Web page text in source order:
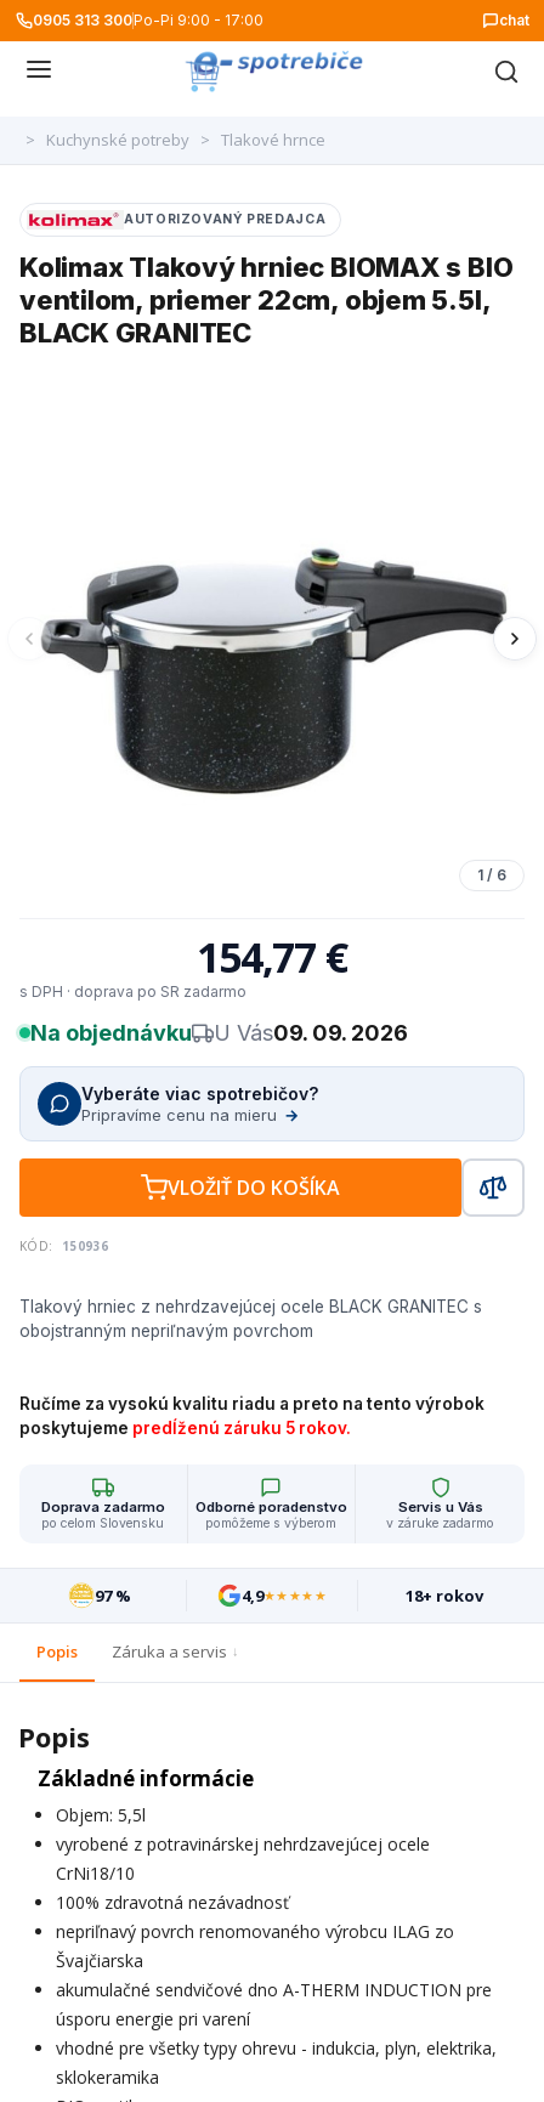
0905 313 300Po-Pi 9:00 - 17:00 chat
> Kuchynské potreby > Tlakové hrnce
1 / 6
AUTORIZOVANÝ PREDAJCA
Kolimax Tlakový hrniec BIOMAX s BIO
ventilom, priemer 22cm, objem 5.5l,
BLACK GRANITEC
Tlakový hrniec z nehrdzavejúcej ocele BLACK GRANITEC s
obojstranným nepriľnavým povrchom
Ručíme za vysokú kvalitu riadu a preto na tento výrobok
poskytujeme predĺženú záruku 5 rokov.
154,77 €
s DPH · doprava po SR zadarmo
Na objednávku U Vás09. 09. 2026
Vyberáte viac spotrebičov?
Pripravíme cenu na mieru →
VLOŽIŤ DO KOŠÍKA
KÓD: 150936
Doprava zadarmo
po celom Slovensku
Odborné poradenstvo
pomôžeme s výberom
Servis u Vás
v záruke zadarmo
97 % 4,9★★★★★ 18+ rokov
Popis Záruka a servis
Popis
Základné informácie
Objem: 5,5l
vyrobené z potravinárskej nehrdzavejúcej ocele
CrNi18/10
100% zdravotná nezávadnosť
nepriľnavý povrch renomovaného výrobcu ILAG zo
Švajčiarska
akumulačné sendvičové dno A-THERM INDUCTION pre
úsporu energie pri varení
vhodné pre všetky typy ohrevu - indukcia, plyn, elektrika,
sklokeramika